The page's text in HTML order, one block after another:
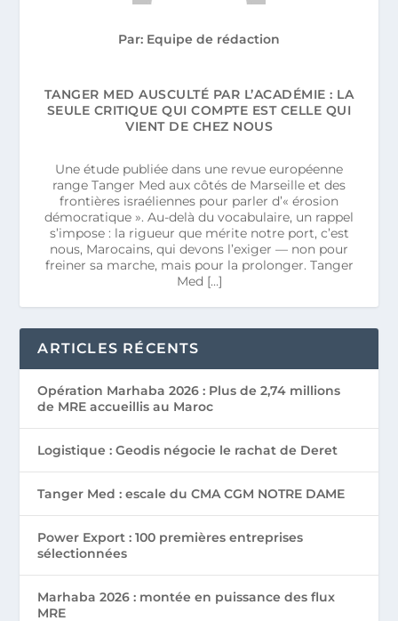
Par: Equipe de rédaction
TANGER MED AUSCULTÉ PAR L’ACADÉMIE : LA
SEULE CRITIQUE QUI COMPTE EST CELLE QUI
VIENT DE CHEZ NOUS
Une étude publiée dans une revue européenne
range Tanger Med aux côtés de Marseille et des
frontières israéliennes pour parler d’« érosion
démocratique ». Au-delà du vocabulaire, un rappel
s’impose : la rigueur que mérite notre port, c’est
nous, Marocains, qui devons l’exiger — non pour
freiner sa marche, mais pour la prolonger. Tanger
Med […]
ARTICLES RÉCENTS
Opération Marhaba 2026 : Plus de 2,74 millions
de MRE accueillis au Maroc
Logistique : Geodis négocie le rachat de Deret
Tanger Med : escale du CMA CGM NOTRE DAME
Power Export : 100 premières entreprises
sélectionnées
Marhaba 2026 : montée en puissance des flux
MRE